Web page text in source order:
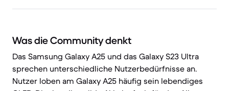
Was die Community denkt
Das Samsung Galaxy A25 und das Galaxy S23 Ultra
sprechen unterschiedliche Nutzerbedürfnisse an.
Nutzer loben am Galaxy A25 häufig sein lebendiges